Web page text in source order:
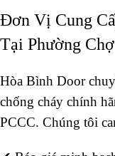
Đơn Vị Cung
Tại Phường
Hòa Bình Door
chống cháy chính
PCCC. Chúng tôi